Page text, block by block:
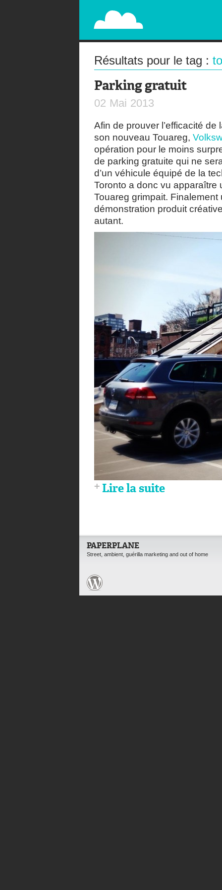
PAPERPLANE
STREET, AMBIENT, GUÉRILLA MARKETING
Résultats pour le tag :
Parking gratuit
02 Mai 2013
Afin de prouver l’efficacité
son nouveau Touareg,
opération pour le moins
de parking gratuite qui ne
d’un véhicule équipé de la
Toronto a donc vu
Touareg grimpait.
démonstration produit
autant.
Lire la suite
PAPERPLANE
Street, ambient, guérilla marketing and out of home